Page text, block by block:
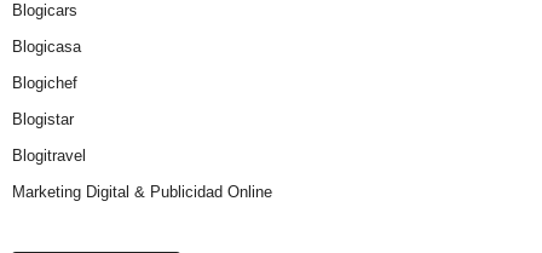
Blogicars
Blogicasa
Blogichef
Blogistar
Blogitravel
Marketing Digital & Publicidad Online